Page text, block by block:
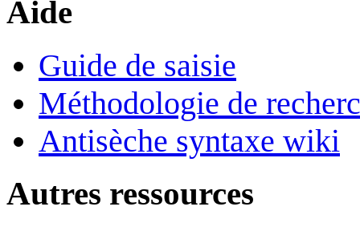
Aide
Guide de saisie
Méthodologie de
Antisèche syntaxe wiki
Autres ressources